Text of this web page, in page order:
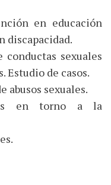
en educación
discapacidad.
conductas sexuales
Estudio de casos.
abusos sexuales.
en torno a la